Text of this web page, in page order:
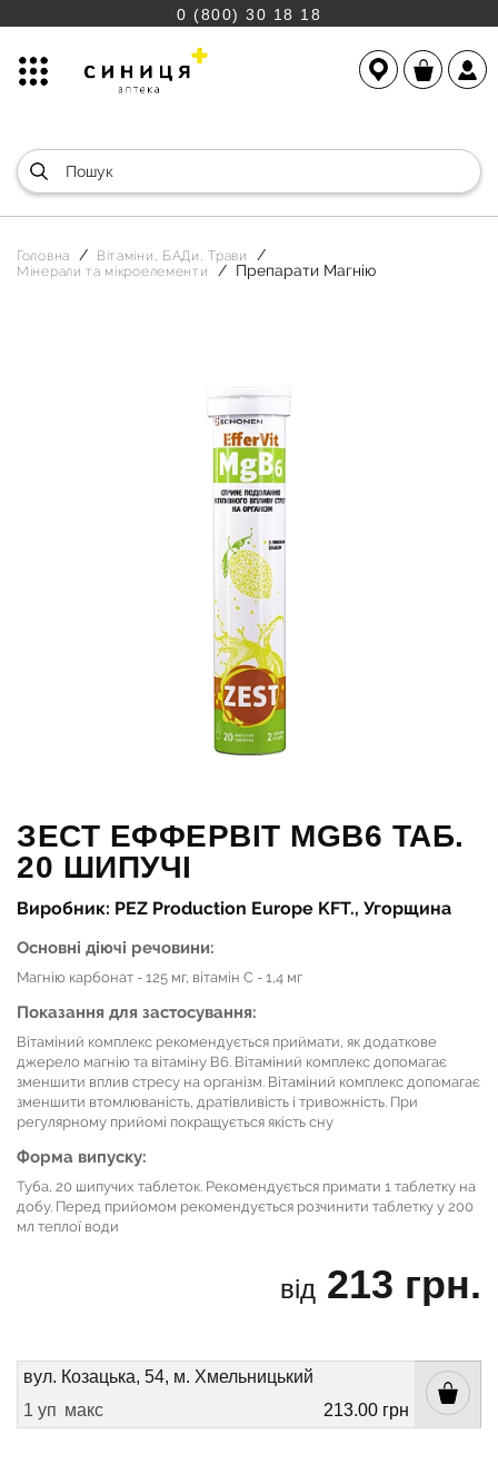
0 (800) 30 18 18
Головна
Вітаміни, БАДи, Трави
Мінерали та мікроелементи
Препарати Магнію
ЗЕСТ EФФЕРВІТ MGB6 ТАБ.
20 ШИПУЧІ
Виробник: PEZ Production Europe KFT., Угорщина
Основні діючі речовини:
Магнію карбонат - 125 мг, вітамін С - 1,4 мг
Показання для застосування:
Вітаміний комплекс рекомендується приймати, як додаткове
джерело магнію та вітаміну В6. Вітаміний комплекс допомагає
зменшити вплив стресу на організм. Вітаміний комплекс допомагає
зменшити втомлюваність, дратівливість і тривожність. При
регулярному прийомі покращується якість сну
Форма випуску:
Туба, 20 шипучих таблеток. Рекомендується примати 1 таблетку на
добу. Перед прийомом рекомендується розчинити таблетку у 200
мл теплої води
від 213 грн.
вул. Козацька, 54, м. Хмельницький
1 уп макс 213.00 грн